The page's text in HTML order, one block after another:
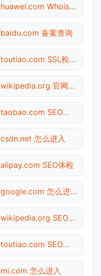
huawei.com Whois查询
baidu.com 备案查询
toutiao.com SSL检测
wikipedia.org 官网入口
taobao.com SEO体检
csdn.net 怎么进入
alipay.com SEO体检
google.com 怎么进入
wikipedia.org SEO体检
toutiao.com SEO体检
mi.com 怎么进入